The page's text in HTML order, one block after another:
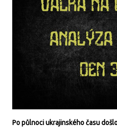
Po půlnoci ukrajinského času